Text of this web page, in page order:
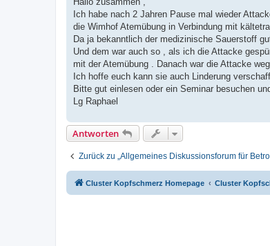
r
a
Ich habe nach 2 Jahren Pause mal wieder
die Wimhof Atemübung in Verbindung mit
Da ja bekanntlich der medizinische Sauerstoff
Und dem war auch so , als ich die Attacke
mit der Atemübung . Danach war die Attacke
Ich hoffe euch kann sie auch Linderung
Bitte gut einlesen oder ein Seminar besuchen
Lg Raphael
Antworten
Zurück zu „Allgemeines Diskussionsforum für
Cluster Kopfschmerz Homepage Cluster